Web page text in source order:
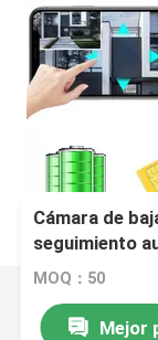
Cámara de
seguimiento
seguridad de
MOQ：50
Mejor